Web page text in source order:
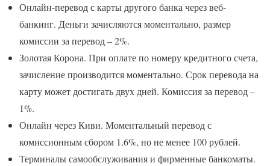
Онлайн-перевод с карты другого банка через веб-
банкинг. Деньги зачисляются моментально, размер
комиссии за перевод – 2%.
Золотая Корона. При оплате по номеру кредитного счета,
зачисление производится моментально. Срок перевода на
карту может достигать двух дней. Комиссия за перевод –
1%.
Онлайн через Киви. Моментальный перевод с
комиссионным сбором 1.6%, но не менее 100 рублей.
Терминалы самообслуживания и фирменные банкоматы.